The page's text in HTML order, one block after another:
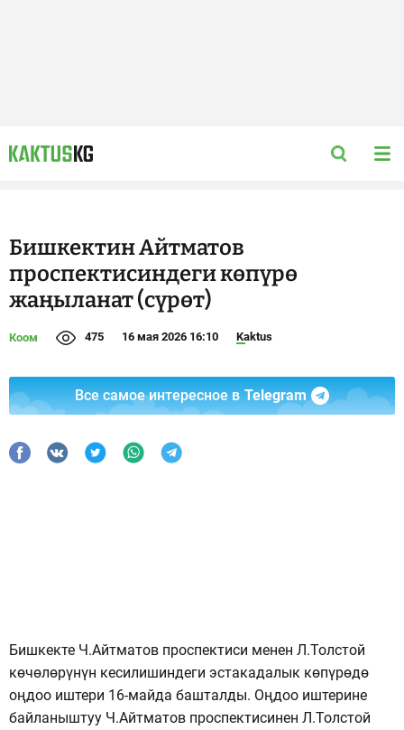
Бишкектин Айтматов
проспектисиндеги көпүрө
жаңыланат (сүрөт)
Коом 475 16 мая 2026 16:10 Kaktus
Все самое интересное в Telegram
Бишкекте Ч.Айтматов проспектиси менен Л.Толстой
көчөлөрүнүн кесилишиндеги эстакадалык көпүрөдө
оңдоо иштери 16-майда башталды. Оңдоо иштерине
байланыштуу Ч.Айтматов проспектисинен Л.Толстой